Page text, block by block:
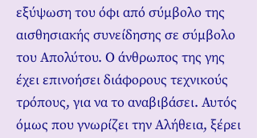
εξύψωση του όφι από σύμβολο της
αισθησιακής συνείδησης σε σύμβολο
του Απολύτου. Ο άνθρωπος της γης
έχει επινοήσει διάφορους τεχνικούς
τρόπους, για να το αναβιβάσει. Αυτός
όμως που γνωρίζει την Αλήθεια, ξέρει